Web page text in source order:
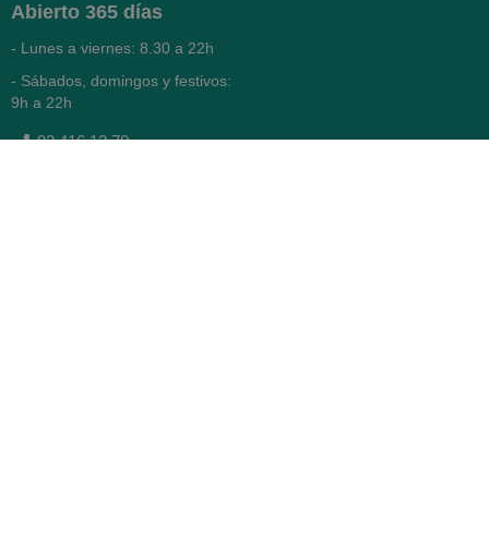
Abierto 365 días
- Lunes a viernes: 8.30 a 22h
- Sábados, domingos y festivos:
9h a 22h
93 416 12 70